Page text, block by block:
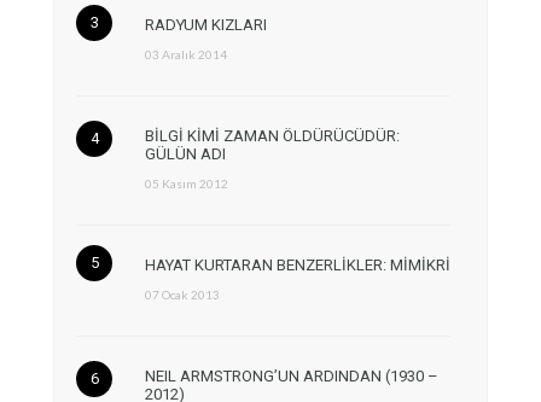
RADYUM KIZLARI
03 Aralık 2014
BİLGİ KİMİ ZAMAN ÖLDÜRÜCÜDÜR:
GÜLÜN ADI
05 Kasım 2012
HAYAT KURTARAN BENZERLİKLER: MİMİKRİ
07 Ocak 2013
NEIL ARMSTRONG’UN ARDINDAN (1930 –
2012)